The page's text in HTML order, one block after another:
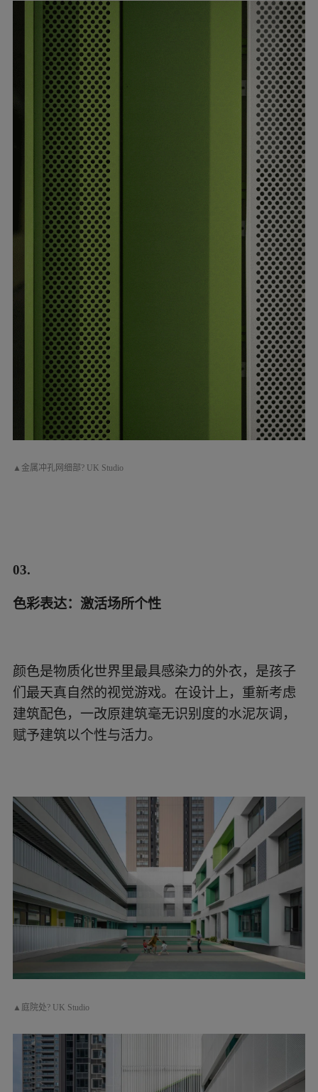
▲金属冲孔网细部? UK Studio
色彩表达：激活场所个性
颜色是物质化世界里最具感染力的外衣，是孩子
们最天真自然的视觉游戏。在设计上，重新考虑
建筑配色，一改原建筑毫无识别度的水泥灰调，
赋予建筑以个性与活力。
▲活动空间? UK Studio
建筑外立面以柔和的莫兰迪灰色为基底色，构建
一种亲和力。莫兰迪灰色给人带来的体验，与其
知的联觉更为准确。它不易察觉，却能产生微妙
的共鸣，给人一种穿透物质的触感，仿佛来自大
地，温和而有力量。